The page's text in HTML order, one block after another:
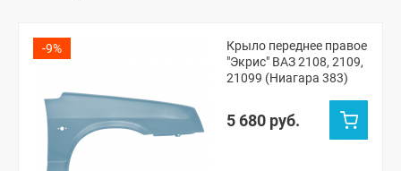
-9%
Крыло переднее правое
"Экрис" ВАЗ 2108, 2109,
21099 (Ниагара 383)
5 680 руб.